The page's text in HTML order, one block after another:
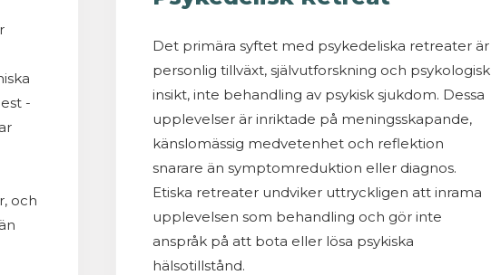
-
och
Det primära syftet med psykedeliska retreater är
personlig tillväxt, självutforskning och psykologisk
insikt, inte behandling av psykisk sjukdom. Dessa
upplevelser är inriktade på meningsskapande,
känslomässig medvetenhet och reflektion
snarare än symptomreduktion eller diagnos.
Etiska retreater undviker uttryckligen att inrama
upplevelsen som behandling och gör inte
anspråk på att bota eller lösa psykiska
hälsotillstånd.